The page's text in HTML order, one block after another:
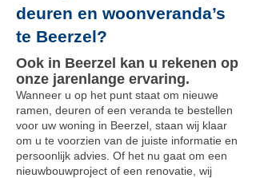
deuren en woonveranda’s
te Beerzel?
Ook in Beerzel kan u rekenen op
onze jarenlange ervaring.
Wanneer u op het punt staat om nieuwe
ramen, deuren of een veranda te bestellen
voor uw woning in Beerzel, staan wij klaar
om u te voorzien van de juiste informatie en
persoonlijk advies. Of het nu gaat om een
nieuwbouwproject of een renovatie, wij